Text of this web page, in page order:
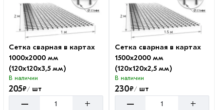
Сетка сварная в картах
1000х2000 мм
(120х120х3,5 мм)
В наличии
205₽/ шт
– +
Сетка сварная в картах
1500х2000 мм
(120х120х2,5 мм)
В наличии
230₽/шт
– +